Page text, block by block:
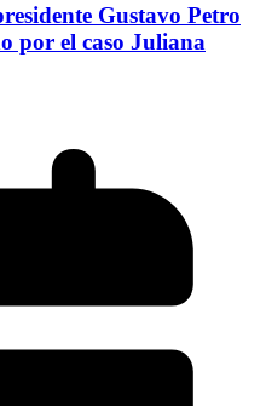
Gustavo Petro
por el caso Juliana